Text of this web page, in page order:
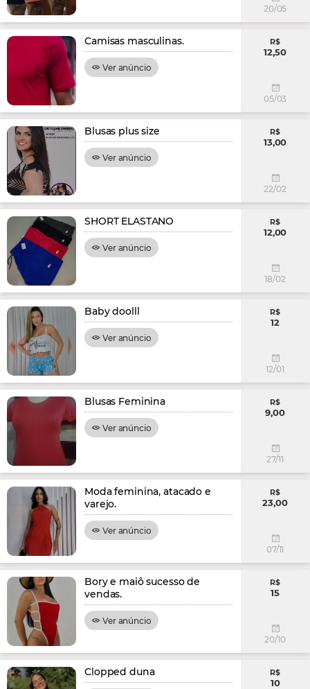
20/05
Camisas masculinas.
Ver anúncio
R$
12,50
05/03
Blusas plus size
Ver anúncio
R$
13,00
22/02
SHORT ELASTANO
Ver anúncio
R$
12,00
18/02
Baby doolll
Ver anúncio
R$
12
12/01
Blusas Feminina
Ver anúncio
R$
9,00
27/11
Moda feminina, atacado e
varejo.
Ver anúncio
R$
23,00
07/11
Bory e maiô sucesso de
vendas.
Ver anúncio
R$
15
20/10
Clopped duna R$
10